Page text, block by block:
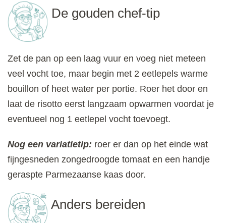
De gouden chef-tip
Zet de pan op een laag vuur en voeg niet meteen
veel vocht toe, maar begin met 2 eetlepels warme
bouillon of heet water per portie. Roer het door en
laat de risotto eerst langzaam opwarmen voordat je
eventueel nog 1 eetlepel vocht toevoegt.
Nog een variatietip: roer er dan op het einde wat
fijngesneden zongedroogde tomaat en een handje
geraspte Parmezaanse kaas door.
Anders bereiden